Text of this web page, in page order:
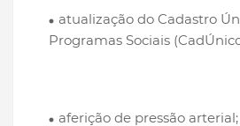
atualização do Cadastro
Programas Sociais
aferição de pressão arterial;